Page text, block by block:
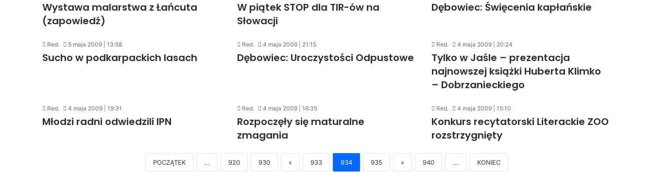
Wystawa malarstwa z Łańcuta
(zapowiedź)
W piątek STOP dla TIR-ów na
Słowacji
Dębowiec: Święcenia kapłańskie
Red. 5 maja 2009 | 13:58
Sucho w podkarpackich lasach
Red. 4 maja 2009 | 21:15
Dębowiec: Uroczystości Odpustowe
Red. 4 maja 2009 | 20:24
Tylko w Jaśle – prezentacja
najnowszej książki Huberta Klimko
– Dobrzanieckiego
Red. 4 maja 2009 | 19:31
Młodzi radni odwiedzili IPN
Red. 4 maja 2009 | 16:35
Rozpoczęły się maturalne
zmagania
Red. 4 maja 2009 | 15:10
Konkurs recytatorski Literackie ZOO
rozstrzygnięty
POCZĄTEK ... 920 930 « 933 934 935 » 940 ... KONIEC